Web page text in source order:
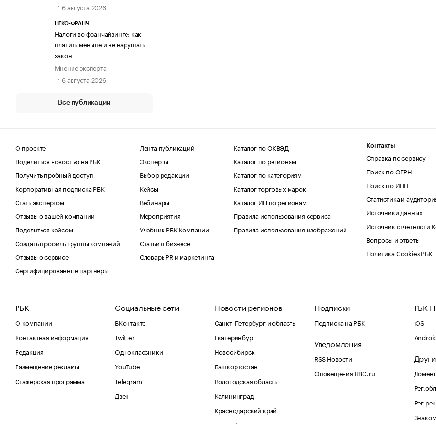
6 августа 2026
НЕКО-ФРАНЧ
Налоги во франчайзинге: как
платить меньше и не нарушать
закон
Мнение эксперта
6 августа 2026
Все публикации
О проекте
Поделиться новостью на РБК
Получить пробный доступ
Корпоративная подписка РБК
Стать экспертом
Отзывы о вашей компании
Поделиться кейсом
Создать профиль группы компаний
Отзывы о сервисе
Сертифицированные партнеры
Лента публикаций
Эксперты
Выбор редакции
Кейсы
Вебинары
Мероприятия
Учебник РБК Компании
Статьи о бизнесе
Словарь PR и маркетинга
Каталог по ОКВЭД
Каталог по регионам
Каталог по категориям
Каталог торговых марок
Каталог ИП по регионам
Правила использования сервиса
Правила использования изображений
Контакты
Справка по сервису
Поиск по ОГРН
Поиск по ИНН
Статистика и
Источники данных
Источник отчетности
Вопросы и ответы
Политика Cookies РБК
РБК
О компании
Контактная информация
Редакция
Размещение рекламы
Стажерская программа
Социальные сети
ВКонтакте
Twitter
Одноклассники
YouTube
Telegram
Дзен
Новости регионов
Санкт-Петербург и область
Екатеринбург
Новосибирск
Башкортостан
Вологодская область
Калининград
Краснодарский край
Подписки
Подписка на РБК
Уведомления
RSS Новости
Оповещения RBC.ru
РБК
iOS